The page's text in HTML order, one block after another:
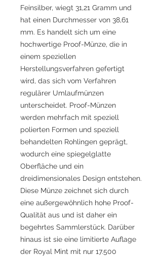
Feinsilber, wiegt 31,21 Gramm und
hat einen Durchmesser von 38,61
mm. Es handelt sich um eine
hochwertige Proof-Münze, die in
einem speziellen
Herstellungsverfahren gefertigt
wird, das sich vom Verfahren
regulärer Umlaufmünzen
unterscheidet. Proof-Münzen
werden mehrfach mit speziell
polierten Formen und speziell
behandelten Rohlingen geprägt,
wodurch eine spiegelglatte
Oberfläche und ein
dreidimensionales Design entstehen.
Diese Münze zeichnet sich durch
eine außergewöhnlich hohe Proof-
Qualität aus und ist daher ein
begehrtes Sammlerstück. Darüber
hinaus ist sie eine limitierte Auflage
der Royal Mint mit nur 17.500